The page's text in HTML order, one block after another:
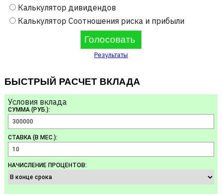
Калькулятор дивидендов
Калькулятор Соотношения риска и прибыли
Результаты
БЫСТРЫЙ РАСЧЕТ ВКЛАДА
Условия вклада
СУММА (РУБ.):
СТАВКА (В МЕС.):
НАЧИСЛЕНИЕ ПРОЦЕНТОВ: